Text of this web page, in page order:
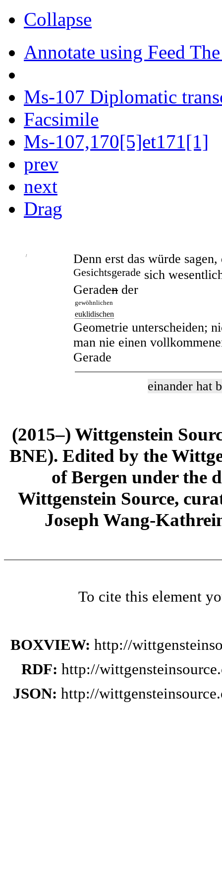
Collapse
Annotate using Feed
Ms-107 Diplomatic
Facsimile
Ms-107,170[5]et171[1]
prev
next
Drag
/ Denn erst das würde
Gesichtsgerade sich
Geraden der
gewöhnlichen
euklidischen
Geometrie unterscheiden;
man nie einen
Gerade
einander hat
(2015–) Wittgenstein
BNE). Edited by the
of Bergen under the
Wittgenstein Source,
Joseph Wang-
To cite this element
BOXVIEW: http://
RDF: http://
JSON: http://